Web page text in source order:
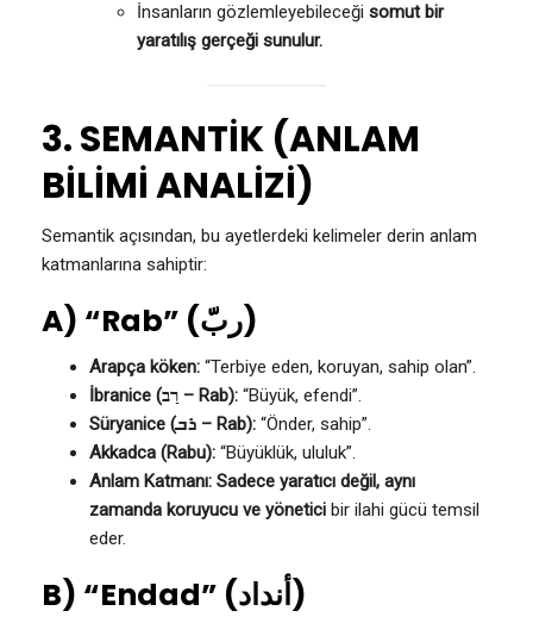
İnsanların gözlemleyebileceği somut bir
yaratılış gerçeği sunulur.
3. SEMANTİK (ANLAM
BİLİMİ ANALİZİ)
Semantik açısından, bu ayetlerdeki kelimeler derin anlam
katmanlarına sahiptir:
A) “Rab” (ربّ)
Arapça köken: “Terbiye eden, koruyan, sahip olan”.
İbranice (רַב – Rab): “Büyük, efendi”.
Süryanice (ܪܒ – Rab): “Önder, sahip”.
Akkadca (Rabu): “Büyüklük, ululuk”.
Anlam Katmanı: Sadece yaratıcı değil, aynı
zamanda koruyucu ve yönetici bir ilahi gücü temsil
eder.
B) “Endad” (أنداد)